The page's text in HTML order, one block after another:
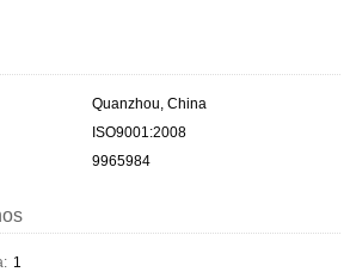
Quanzhou, China
ISO9001:2008
9965984
1